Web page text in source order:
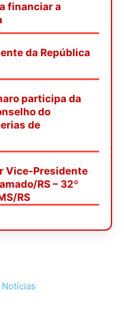
financiar a
da República
participa da
do
de
Vice-Presidente
RS – 32º
RS